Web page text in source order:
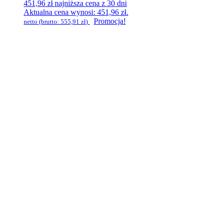
451,96 złnajniższa cena z 30 dni
Aktualna cena wynosi: 451,96 zł.
netto (brutto: 555,91 zł) Promocja!